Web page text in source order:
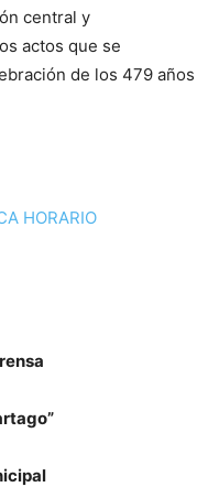
central y
actos que se
de los 479 años
HORARIO